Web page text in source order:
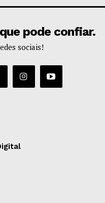
pode confiar.
sociais!